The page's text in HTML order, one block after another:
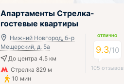
Апартаменты Стрелка-
гостевые квартиры
Нижний Новгород, б-р
Мещерский, д. 5а
До центра 4.5 км
Стрелка 829 м
10 мин
ОТЛИЧНО
9.3/10
105 отзывов